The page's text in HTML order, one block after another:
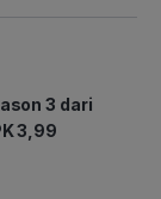
3 dari
3,99